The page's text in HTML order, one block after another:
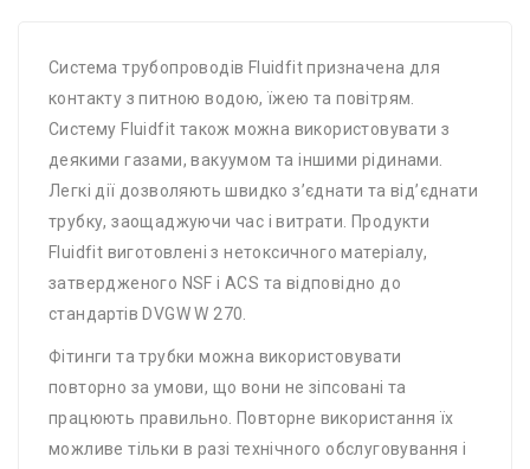
Система трубопроводів Fluidfit призначена для
контакту з питною водою, їжею та повітрям.
Систему Fluidfit також можна використовувати з
деякими газами, вакуумом та іншими рідинами.
Легкі дії дозволяють швидко з’єднати та від’єднати
трубку, заощаджуючи час і витрати. Продукти
Fluidfit виготовлені з нетоксичного матеріалу,
затвердженого NSF і ACS та відповідно до
стандартів DVGW W 270.
Фітинги та трубки можна використовувати
повторно за умови, що вони не зіпсовані та
працюють правильно. Повторне використання їх
можливе тільки в разі технічного обслуговування і